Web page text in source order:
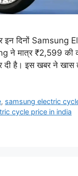
इन दिनों Samsung
ने मात्र ₹2,599
दी है। इस खबर ने खास
, samsung electric
cycle price in india